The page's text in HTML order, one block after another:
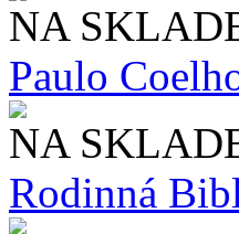
NA
Paulo
NA
Rodinná